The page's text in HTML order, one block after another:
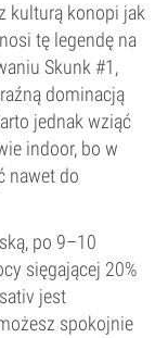
kulturą konopi jak
tę legendę na
Skunk #1,
dominacją
jednak wziąć
indoor, bo w
nawet do
po 9–10
sięgającej 20%
jest
spokojnie